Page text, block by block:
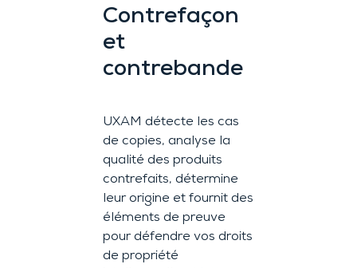
Contrefaçon
et
contrebande
UXAM détecte les cas
de copies, analyse la
qualité des produits
contrefaits, détermine
leur origine et fournit des
éléments de preuve
pour défendre vos droits
de propriété